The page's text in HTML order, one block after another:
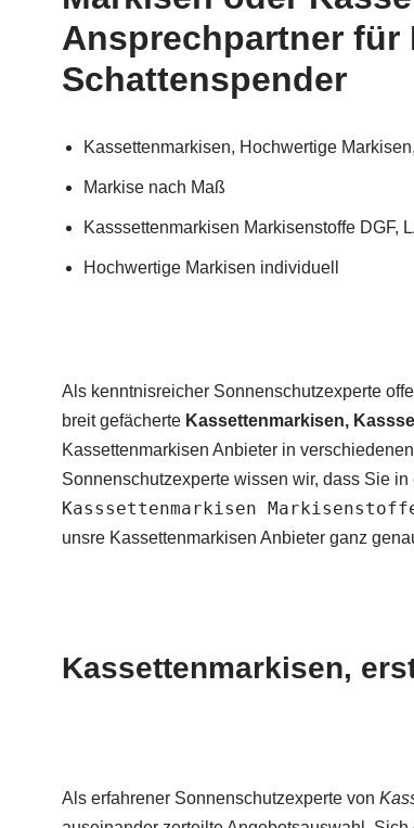
Ansprechpartner für
Schattenspender
Kassettenmarkisen, Hochwertige
Markise nach Maß
Kasssettenmarkisen Markisenstoffe DGF,
Hochwertige Markisen individuell
Als kenntnisreicher Sonnenschutzexperte
breit gefächerte Kassettenmarkisen,
Kassettenmarkisen Anbieter in
Sonnenschutzexperte wissen wir, dass Sie
Kasssettenmarkisen
unsre Kassettenmarkisen Anbieter ganz
Kassettenmarkisen,
Als erfahrener Sonnenschutzexperte von